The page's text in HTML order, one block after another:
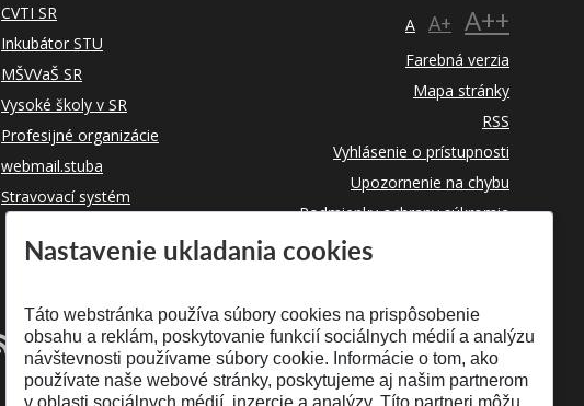
CVTI SR
Inkubátor STU
MŠVVaŠ SR
Vysoké školy v SR
Profesijné organizácie
webmail.stuba
Stravovací systém
A A+ A++
Farebná verzia
Mapa stránky
RSS
Vyhlásenie o prístupnosti
Upozornenie na chybu
Podmienky ochrany súkromia
Nastavenie ukladania cookies
Táto webstránka používa súbory cookies na prispôsobenie
obsahu a reklám, poskytovanie funkcií sociálnych médií a analýzu
návštevnosti používame súbory cookie. Informácie o tom, ako
používate naše webové stránky, poskytujeme aj našim partnerom
v oblasti sociálnych médií, inzercie a analýzy. Títo partneri môžu